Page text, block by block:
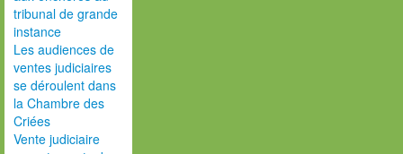
tribunal de grande
instance
Les audiences de
ventes judiciaires
se déroulent dans
la Chambre des
Criées
Vente judiciaire